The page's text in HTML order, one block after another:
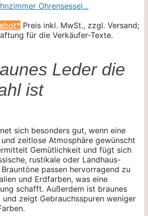
Ohrensessel...
Preis inkl. MwSt., zzgl. Versand;
für die Verkäufer-Texte.
Leder die
ist
sich besonders gut, wenn eine
zeitlose Atmosphäre gewünscht
Gemütlichkeit und fügt sich
rustikale oder Landhaus-
passen hervorragend zu
und Erdfarben, was eine
schafft. Außerdem ist braunes
zeigt Gebrauchsspuren weniger